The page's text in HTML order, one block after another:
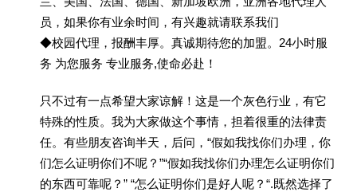
员，如果你有业余时间，有兴趣就请联系我们
◆校园代理，报酬丰厚。真诚期待您的加盟。24小时服
务 为您服务 专业服务,使命必赴！
只不过有一点希望大家谅解！这是一个灰色行业，有它
特殊的性质。我为大家做这个事情，担着很重的法律责
任。有些朋友咨询半天，后问，“假如我找你们办理，你
们怎么证明你们不呢？”“假如我找你们办理怎么证明你们
的东西可靠呢？” “怎么证明你们是好人呢？“.既然选择了